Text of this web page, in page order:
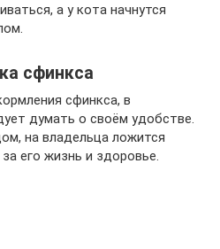
а у кота начнутся
сфинкса
сфинкса, в
думать о своём удобстве.
на владельца ложится
его жизнь и здоровье.